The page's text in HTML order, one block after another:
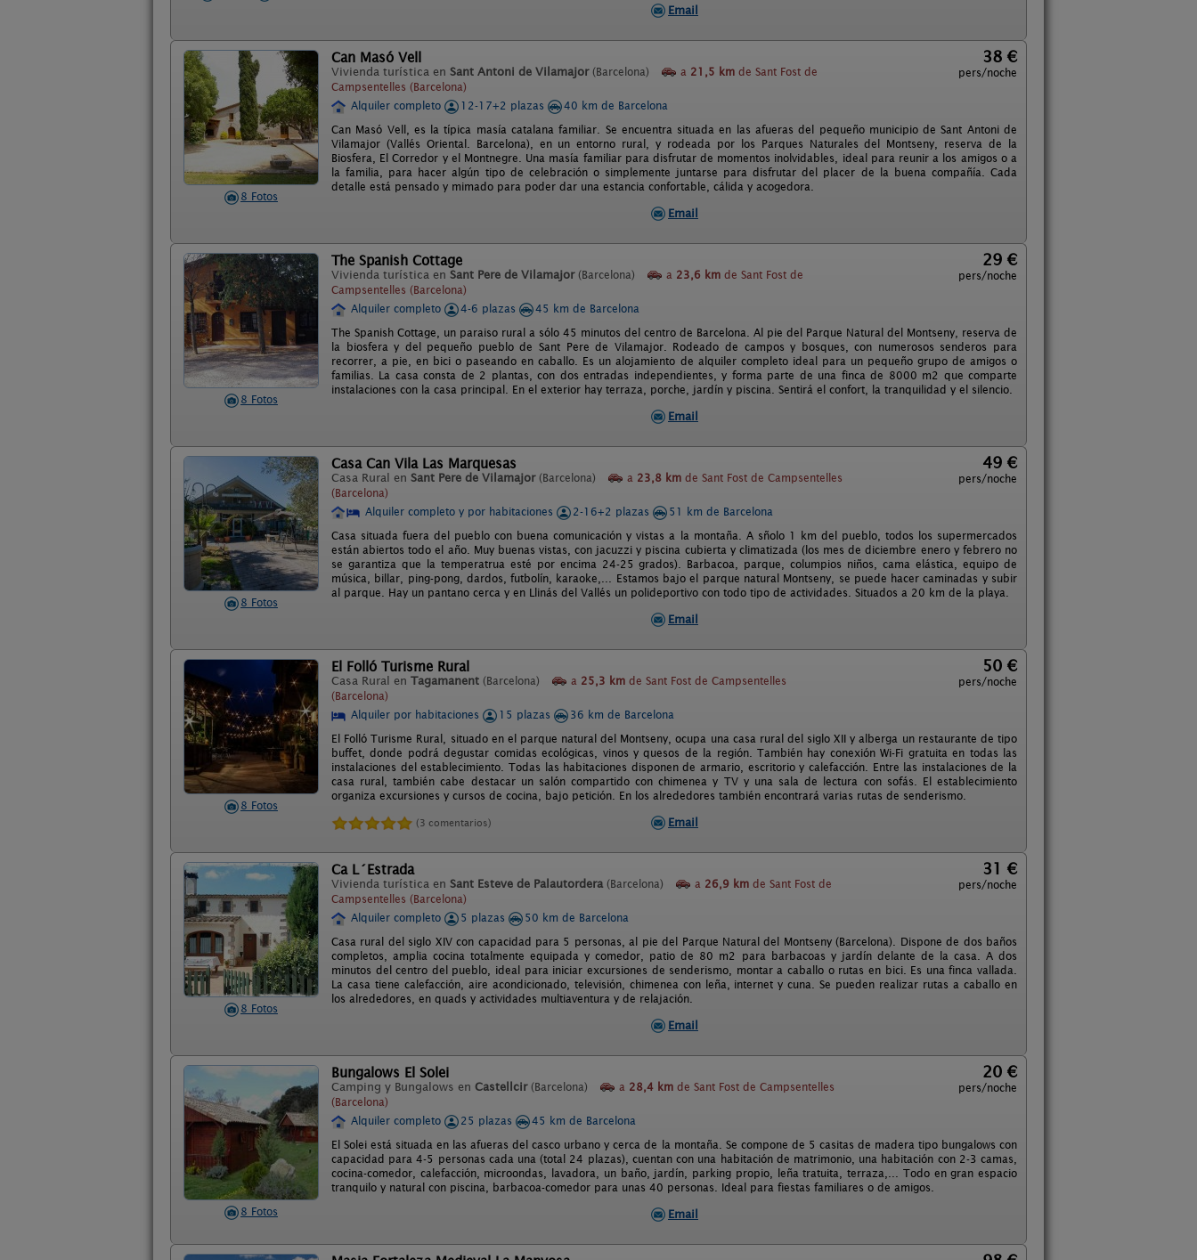
Email
8 Fotos
Can Masó Vell
Vivienda turística en Sant Antoni de Vilamajor (Barcelona) a 21,5 km de Sant Fost de
Campsentelles (Barcelona)
38 €
pers/noche
Alquiler completo 12-17+2 plazas
40 km de Barcelona
Can Masó Vell, es la típica masía catalana familiar. Se encuentra situada en las afueras del pequeño municipio de Sant Antoni de
Vilamajor (Vallés Oriental. Barcelona), en un entorno rural, y rodeada por los Parques Naturales del Montseny, reserva de la
Biosfera, El Corredor y el Montnegre. Una masía familiar para disfrutar de momentos inolvidables, ideal para reunir a los amigos o a
la familia, para hacer algún tipo de celebración o simplemente juntarse para disfrutar del placer de la buena compañía. Cada
detalle está pensado y mimado para poder dar una estancia confortable, cálida y acogedora.
Email
8 Fotos
The Spanish Cottage
Vivienda turística en Sant Pere de Vilamajor (Barcelona) a 23,6 km de Sant Fost de
Campsentelles (Barcelona)
29 €
pers/noche
Alquiler completo 4-6 plazas
45 km de Barcelona
The Spanish Cottage, un paraiso rural a sólo 45 minutos del centro de Barcelona. Al pie del Parque Natural del Montseny, reserva de
la biosfera y del pequeño pueblo de Sant Pere de Vilamajor. Rodeado de campos y bosques, con numerosos senderos para
recorrer, a pie, en bici o paseando en caballo. Es un alojamiento de alquiler completo ideal para un pequeño grupo de amigos o
familias. La casa consta de 2 plantas, con dos entradas independientes, y forma parte de una finca de 8000 m2 que comparte
instalaciones con la casa principal. En el exterior hay terraza, porche, jardín y piscina. Sentirá el confort, la tranquilidad y el silencio.
Email
8 Fotos
Casa Can Vila Las Marquesas
Casa Rural en Sant Pere de Vilamajor (Barcelona) a 23,8 km de Sant Fost de Campsentelles
(Barcelona)
49 €
pers/noche
Alquiler completo y por habitaciones 2-16+2 plazas
51 km de Barcelona
Casa situada fuera del pueblo con buena comunicación y vistas a la montaña. A sñolo 1 km del pueblo, todos los supermercados
están abiertos todo el año. Muy buenas vistas, con jacuzzi y piscina cubierta y climatizada (los mes de diciembre enero y febrero no
se garantiza que la temperatrua esté por encima 24-25 grados). Barbacoa, parque, columpios niños, cama elástica, equipo de
música, billar, ping-pong, dardos, futbolín, karaoke,... Estamos bajo el parque natural Montseny, se puede hacer caminadas y subir
al parque. Hay un pantano cerca y en Llinás del Vallés un polideportivo con todo tipo de actividades. Situados a 20 km de la playa.
Email
8 Fotos
El Folló Turisme Rural
Casa Rural en Tagamanent (Barcelona) a 25,3 km de Sant Fost de Campsentelles
(Barcelona)
50 €
pers/noche
Alquiler por habitaciones 15 plazas
36 km de Barcelona
El Folló Turisme Rural, situado en el parque natural del Montseny, ocupa una casa rural del siglo XII y alberga un restaurante de tipo
buffet, donde podrá degustar comidas ecológicas, vinos y quesos de la región. También hay conexión Wi-Fi gratuita en todas las
instalaciones del establecimiento. Todas las habitaciones disponen de armario, escritorio y calefacción. Entre las instalaciones de la
casa rural, también cabe destacar un salón compartido con chimenea y TV y una sala de lectura con sofás. El establecimiento
organiza excursiones y cursos de cocina, bajo petición. En los alrededores también encontrará varias rutas de senderismo.
(3 comentarios) Email
8 Fotos
Ca L´Estrada
Vivienda turística en Sant Esteve de Palautordera (Barcelona) a 26,9 km de Sant Fost de
Campsentelles (Barcelona)
31 €
pers/noche
Alquiler completo 5 plazas
50 km de Barcelona
Casa rural del siglo XIV con capacidad para 5 personas, al pie del Parque Natural del Montseny (Barcelona). Dispone de dos baños
completos, amplia cocina totalmente equipada y comedor, patio de 80 m2 para barbacoas y jardín delante de la casa. A dos
minutos del centro del pueblo, ideal para iniciar excursiones de senderismo, montar a caballo o rutas en bici. Es una finca vallada.
La casa tiene calefacción, aire acondicionado, televisión, chimenea con leña, internet y cuna. Se pueden realizar rutas a caballo en
los alrededores, en quads y actividades multiaventura y de relajación.
Email
8 Fotos
Bungalows El Solei
Camping y Bungalows en Castellcir (Barcelona) a 28,4 km de Sant Fost de Campsentelles
(Barcelona)
20 €
pers/noche
Alquiler completo 25 plazas
45 km de Barcelona
El Solei está situada en las afueras del casco urbano y cerca de la montaña. Se compone de 5 casitas de madera tipo bungalows con
capacidad para 4-5 personas cada una (total 24 plazas), cuentan con una habitación de matrimonio, una habitación con 2-3 camas,
cocina-comedor, calefacción, microondas, lavadora, un baño, jardín, parking propio, leña tratuita, terraza,... Todo en gran espacio
tranquilo y natural con piscina, barbacoa-comedor para unas 40 personas. Ideal para fiestas familiares o de amigos.
Email